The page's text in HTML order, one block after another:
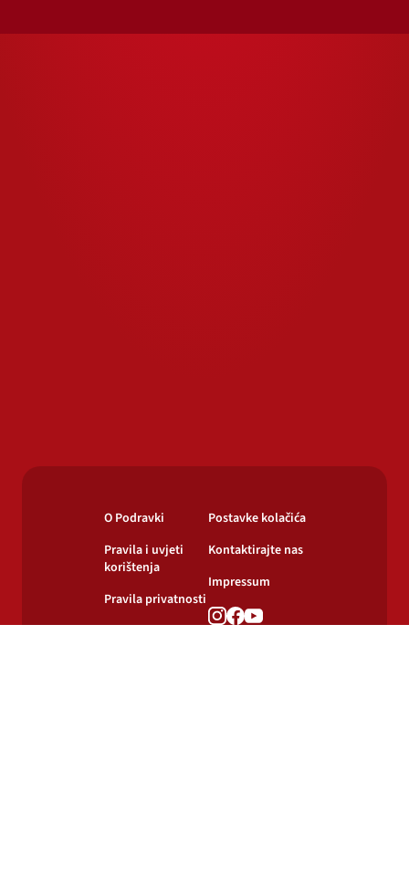
O Podravki
Pravila i uvjeti
korištenja
Pravila privatnosti
Postavke kolačića
Kontaktirajte nas
Impressum